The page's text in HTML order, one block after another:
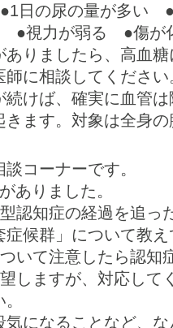
日の尿の量が多い
●視力が弱る ●傷が
ありましたら、高血
師に相談してください
続けば、確実に血管
きます。対象は全身
コーナーです。
ありました。
認知症の経過を追っ
症候群」について教
いて注意したら認知
しますが、対応して
気になることなど、